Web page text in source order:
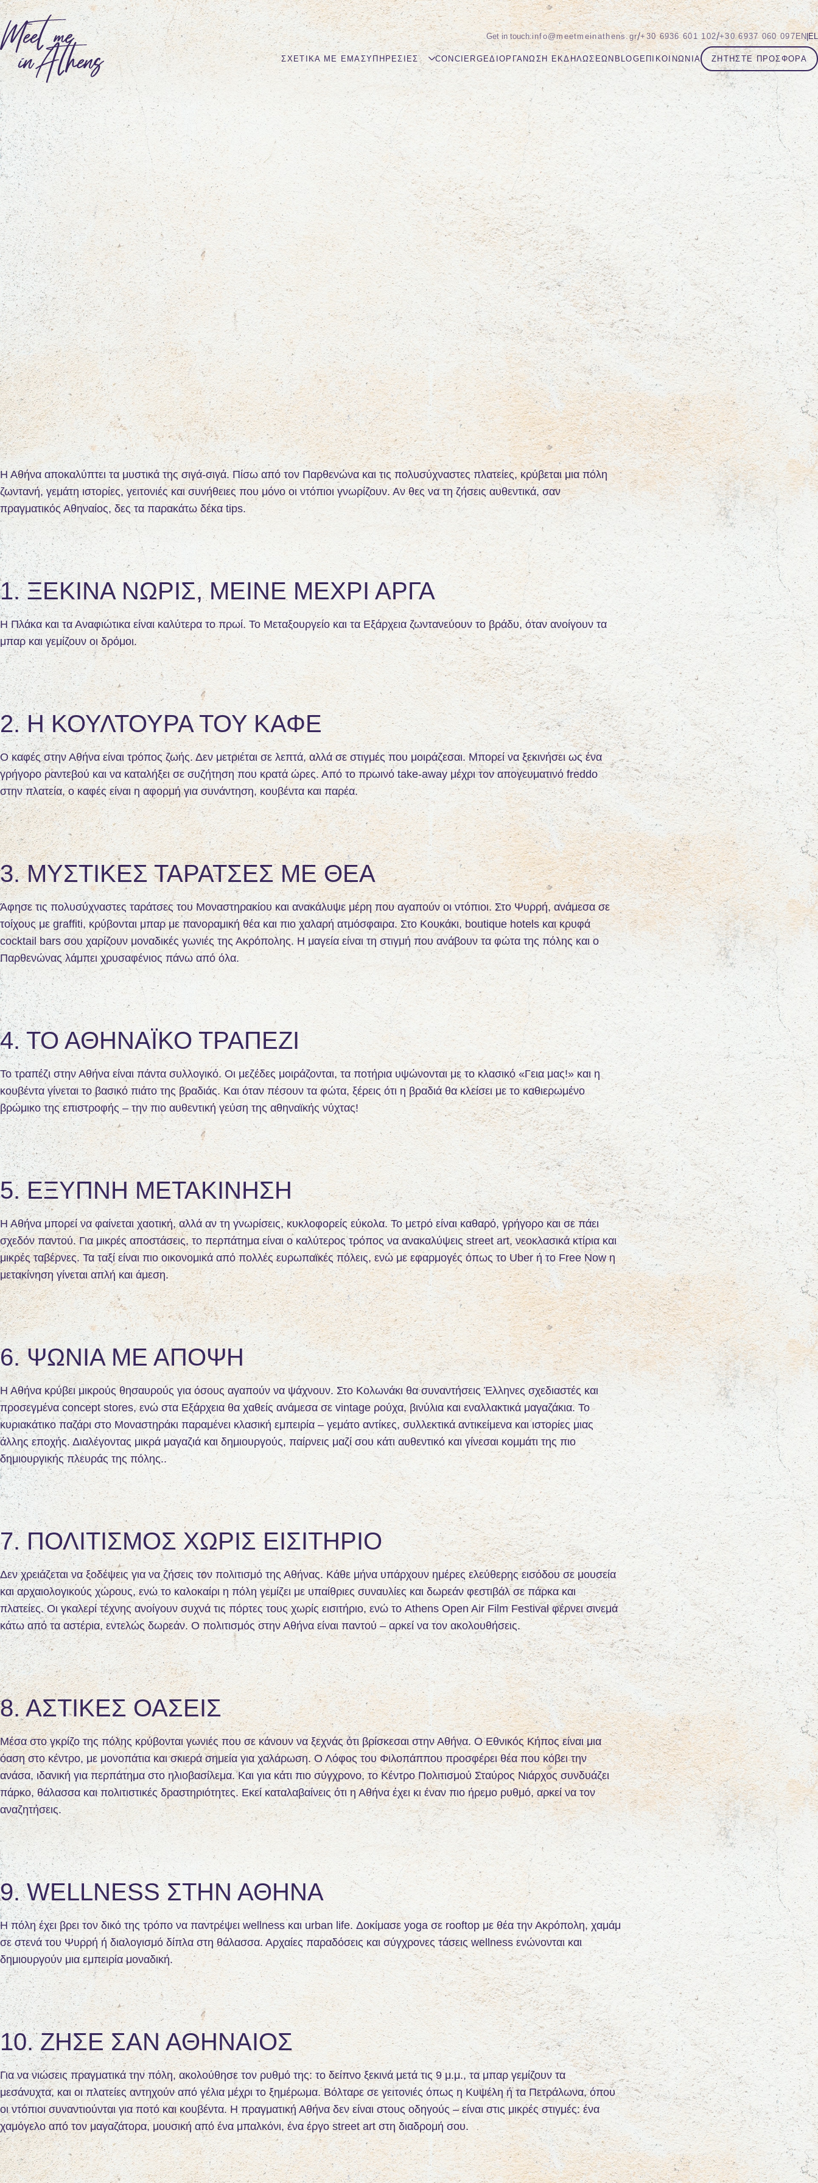
info@meetmeinathens.gr/+30 6936 601 102/+30 6937 060 097EN|EL
ΣΧΕΤΙΚΆ ΜΕ ΕΜΆΣΥΠΗΡΕΣΊΕΣ CONCIERGEΔΙΟΡΓΆΝΩΣΗ ΕΚΔΗΛΏΣΕΩΝBLOGΕΠΙΚΟΙΝΩΝΊΑ ΖΗΤΉΣΤΕ ΠΡΟΣΦΟΡΆ
Η Αθήνα αποκαλύπτει τα μυστικά της σιγά-σιγά. Πίσω από τον Παρθενώνα και τις πολυσύχναστες πλατείες, κρύβεται μια πόλη
ζωντανή, γεμάτη ιστορίες, γειτονιές και συνήθειες που μόνο οι ντόπιοι γνωρίζουν. Αν θες να τη ζήσεις αυθεντικά, σαν
πραγματικός Αθηναίος, δες τα παρακάτω δέκα tips.
1. ΞΕΚΊΝΑ ΝΩΡΊΣ, ΜΕΊΝΕ ΜΈΧΡΙ ΑΡΓΆ
Η Πλάκα και τα Αναφιώτικα είναι καλύτερα το πρωί. Το Μεταξουργείο και τα Εξάρχεια ζωντανεύουν το βράδυ, όταν ανοίγουν τα
μπαρ και γεμίζουν οι δρόμοι.
2. Η ΚΟΥΛΤΟΎΡΑ ΤΟΥ ΚΑΦΈ
Ο καφές στην Αθήνα είναι τρόπος ζωής. Δεν μετριέται σε λεπτά, αλλά σε στιγμές που μοιράζεσαι. Μπορεί να ξεκινήσει ως ένα
γρήγορο ραντεβού και να καταλήξει σε συζήτηση που κρατά ώρες. Από το πρωινό take-away μέχρι τον απογευματινό freddo
στην πλατεία, ο καφές είναι η αφορμή για συνάντηση, κουβέντα και παρέα.
3. ΜΥΣΤΙΚΈΣ ΤΑΡΆΤΣΕΣ ΜΕ ΘΈΑ
Άφησε τις πολυσύχναστες ταράτσες του Μοναστηρακίου και ανακάλυψε μέρη που αγαπούν οι ντόπιοι. Στο Ψυρρή, ανάμεσα σε
τοίχους με graffiti, κρύβονται μπαρ με πανοραμική θέα και πιο χαλαρή ατμόσφαιρα. Στο Κουκάκι, boutique hotels και κρυφά
cocktail bars σου χαρίζουν μοναδικές γωνιές της Ακρόπολης. Η μαγεία είναι τη στιγμή που ανάβουν τα φώτα της πόλης και ο
Παρθενώνας λάμπει χρυσαφένιος πάνω από όλα.
4. ΤΟ ΑΘΗΝΑΪΚΌ ΤΡΑΠΈΖΙ
Το τραπέζι στην Αθήνα είναι πάντα συλλογικό. Οι μεζέδες μοιράζονται, τα ποτήρια υψώνονται με το κλασικό «Γεια μας!» και η
κουβέντα γίνεται το βασικό πιάτο της βραδιάς. Και όταν πέσουν τα φώτα, ξέρεις ότι η βραδιά θα κλείσει με το καθιερωμένο
βρώμικο της επιστροφής – την πιο αυθεντική γεύση της αθηναϊκής νύχτας!
5. ΈΞΥΠΝΗ ΜΕΤΑΚΊΝΗΣΗ
Η Αθήνα μπορεί να φαίνεται χαοτική, αλλά αν τη γνωρίσεις, κυκλοφορείς εύκολα. Το μετρό είναι καθαρό, γρήγορο και σε πάει
σχεδόν παντού. Για μικρές αποστάσεις, το περπάτημα είναι ο καλύτερος τρόπος να ανακαλύψεις street art, νεοκλασικά κτίρια και
μικρές ταβέρνες. Τα ταξί είναι πιο οικονομικά από πολλές ευρωπαϊκές πόλεις, ενώ με εφαρμογές όπως το Uber ή το Free Now η
μετακίνηση γίνεται απλή και άμεση.
6. ΨΏΝΙΑ ΜΕ ΆΠΟΨΗ
Η Αθήνα κρύβει μικρούς θησαυρούς για όσους αγαπούν να ψάχνουν. Στο Κολωνάκι θα συναντήσεις Έλληνες σχεδιαστές και
προσεγμένα concept stores, ενώ στα Εξάρχεια θα χαθείς ανάμεσα σε vintage ρούχα, βινύλια και εναλλακτικά μαγαζάκια. Το
κυριακάτικο παζάρι στο Μοναστηράκι παραμένει κλασική εμπειρία – γεμάτο αντίκες, συλλεκτικά αντικείμενα και ιστορίες μιας
άλλης εποχής. Διαλέγοντας μικρά μαγαζιά και δημιουργούς, παίρνεις μαζί σου κάτι αυθεντικό και γίνεσαι κομμάτι της πιο
δημιουργικής πλευράς της πόλης..
7. ΠΟΛΙΤΙΣΜΌΣ ΧΩΡΊΣ ΕΙΣΙΤΉΡΙΟ
Δεν χρειάζεται να ξοδέψεις για να ζήσεις τον πολιτισμό της Αθήνας. Κάθε μήνα υπάρχουν ημέρες ελεύθερης εισόδου σε μουσεία
και αρχαιολογικούς χώρους, ενώ το καλοκαίρι η πόλη γεμίζει με υπαίθριες συναυλίες και δωρεάν φεστιβάλ σε πάρκα και
πλατείες. Οι γκαλερί τέχνης ανοίγουν συχνά τις πόρτες τους χωρίς εισιτήριο, ενώ το Athens Open Air Film Festival φέρνει σινεμά
κάτω από τα αστέρια, εντελώς δωρεάν. Ο πολιτισμός στην Αθήνα είναι παντού – αρκεί να τον ακολουθήσεις.
8. ΑΣΤΙΚΈΣ ΟΆΣΕΙΣ
Μέσα στο γκρίζο της πόλης κρύβονται γωνιές που σε κάνουν να ξεχνάς ότι βρίσκεσαι στην Αθήνα. Ο Εθνικός Κήπος είναι μια
όαση στο κέντρο, με μονοπάτια και σκιερά σημεία για χαλάρωση. Ο Λόφος του Φιλοπάππου προσφέρει θέα που κόβει την
ανάσα, ιδανική για περπάτημα στο ηλιοβασίλεμα. Και για κάτι πιο σύγχρονο, το Κέντρο Πολιτισμού Σταύρος Νιάρχος συνδυάζει
πάρκο, θάλασσα και πολιτιστικές δραστηριότητες. Εκεί καταλαβαίνεις ότι η Αθήνα έχει κι έναν πιο ήρεμο ρυθμό, αρκεί να τον
αναζητήσεις.
9. WELLNESS ΣΤΗΝ ΑΘΉΝΑ
Η πόλη έχει βρει τον δικό της τρόπο να παντρέψει wellness και urban life. Δοκίμασε yoga σε rooftop με θέα την Ακρόπολη, χαμάμ
σε στενά του Ψυρρή ή διαλογισμό δίπλα στη θάλασσα. Αρχαίες παραδόσεις και σύγχρονες τάσεις wellness ενώνονται και
δημιουργούν μια εμπειρία μοναδική.
10. ΖΉΣΕ ΣΑΝ ΑΘΗΝΑΊΟΣ
Για να νιώσεις πραγματικά την πόλη, ακολούθησε τον ρυθμό της: το δείπνο ξεκινά μετά τις 9 μ.μ., τα μπαρ γεμίζουν τα
μεσάνυχτα, και οι πλατείες αντηχούν από γέλια μέχρι το ξημέρωμα. Βόλταρε σε γειτονιές όπως η Κυψέλη ή τα Πετράλωνα, όπου
οι ντόπιοι συναντιούνται για ποτό και κουβέντα. Η πραγματική Αθήνα δεν είναι στους οδηγούς – είναι στις μικρές στιγμές: ένα
χαμόγελο από τον μαγαζάτορα, μουσική από ένα μπαλκόνι, ένα έργο street art στη διαδρομή σου.